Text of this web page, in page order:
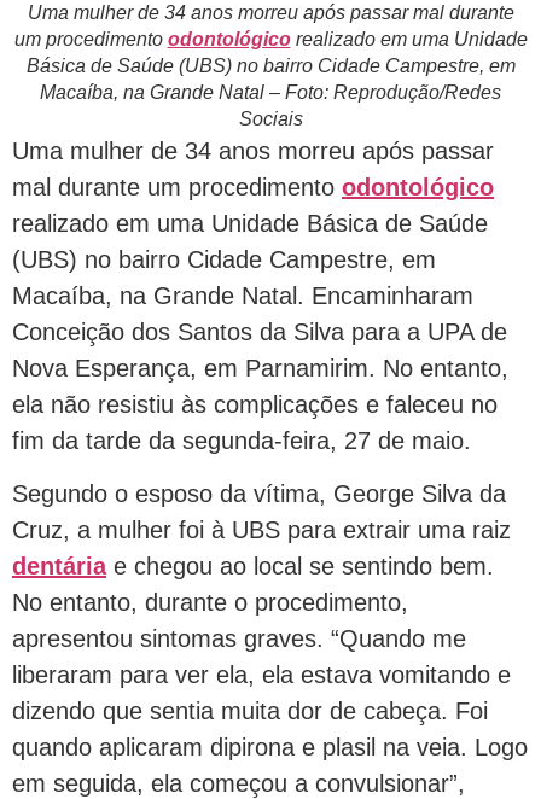
Uma mulher de 34 anos morreu após passar mal durante
um procedimento odontológicorealizado em uma Unidade
Básica de Saúde (UBS) no bairro Cidade Campestre, em
Macaíba, na Grande Natal – Foto: Reprodução/Redes
Sociais
Uma mulher de 34 anos morreu após passar
mal durante um procedimento odontológico
realizado em uma Unidade Básica de Saúde
(UBS) no bairro Cidade Campestre, em
Macaíba, na Grande Natal. Encaminharam
Conceição dos Santos da Silva para a UPA de
Nova Esperança, em Parnamirim. No entanto,
ela não resistiu às complicações e faleceu no
fim da tarde da segunda-feira, 27 de maio.
Segundo o esposo da vítima, George Silva da
Cruz, a mulher foi à UBS para extrair uma raiz
dentáriae chegou ao local se sentindo bem.
No entanto, durante o procedimento,
apresentou sintomas graves. “Quando me
liberaram para ver ela, ela estava vomitando e
dizendo que sentia muita dor de cabeça. Foi
quando aplicaram dipirona e plasil na veia. Logo
em seguida, ela começou a convulsionar”,